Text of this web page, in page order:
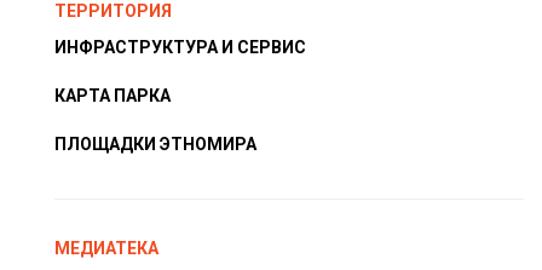
ТЕРРИТОРИЯ
ИНФРАСТРУКТУРА И СЕРВИС
КАРТА ПАРКА
ПЛОЩАДКИ ЭТНОМИРА
МЕДИАТЕКА